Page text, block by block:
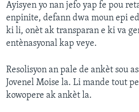
Ayisyen yo nan jefo yap fe pou
enpinite, defann dwa moun epi
ki li, onèt ak transparan e ki va
entènasyonal kap veye.
Resolisyon an pale de ankèt sou
Jovenel Moise la. Li mande tout
kowopere ak ankèt la.